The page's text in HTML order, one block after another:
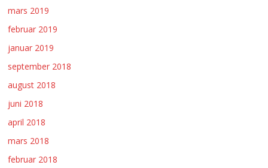
mars 2019
februar 2019
januar 2019
september 2018
august 2018
juni 2018
april 2018
mars 2018
februar 2018